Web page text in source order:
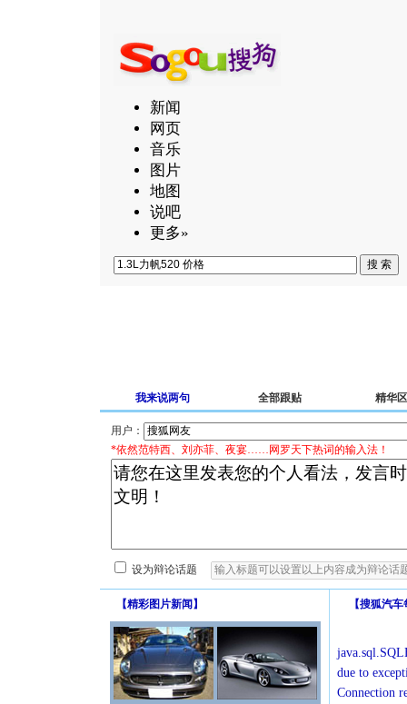
新闻
网页
音乐
图片
地图
说吧
更多»
我来说两句 全部跟贴 精华区
用户：
*依然范特西、刘亦菲、夜宴……网罗天下热词的输入法！
设为辩论话题
【精彩图片新闻 】 【搜狐汽车
due to
Connection